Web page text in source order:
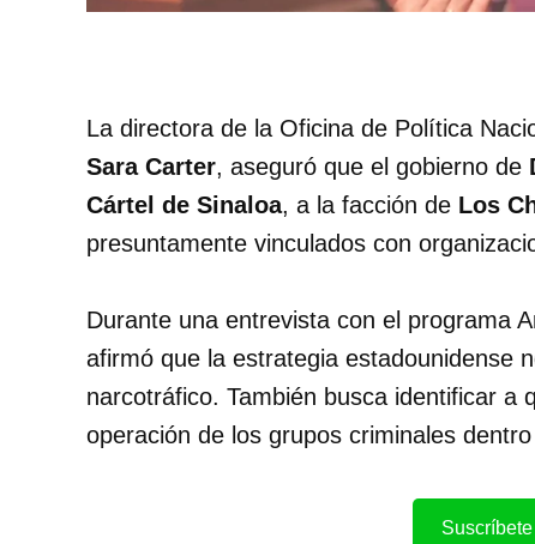
La directora de la Oficina de Política
Sara Carter, aseguró que el gobierno de
Cártel de Sinaloa, a la facción de Los
presuntamente vinculados con
Durante una entrevista con el programa
afirmó que la estrategia estadounidense
narcotráfico. También busca identificar a
operación de los grupos criminales